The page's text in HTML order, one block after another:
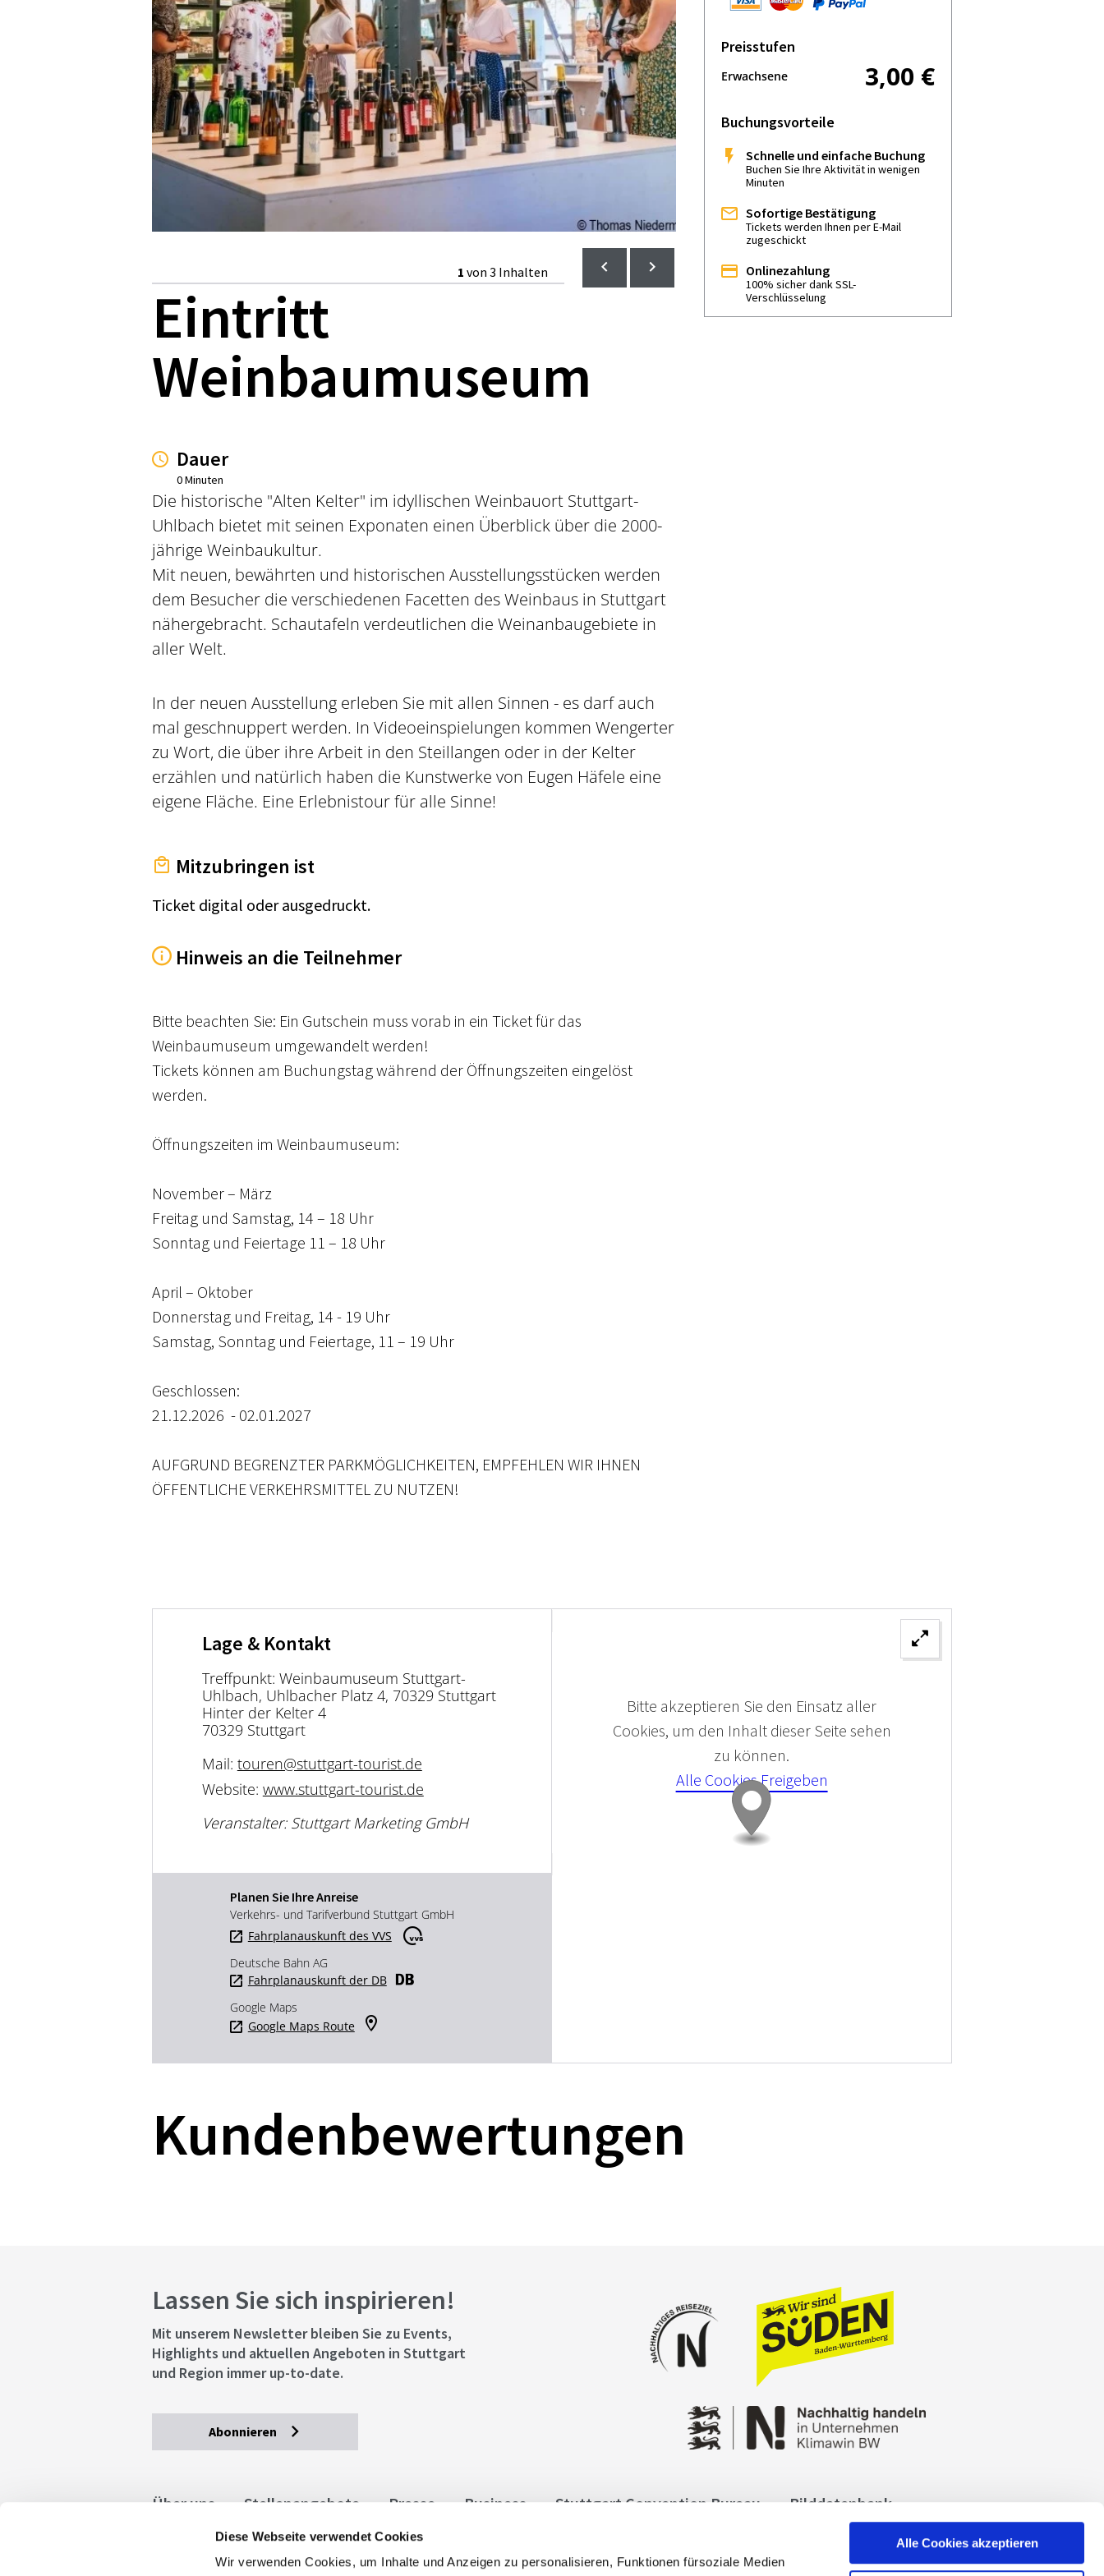
Diese Webseite verwendet Cookies
Wir verwenden Cookies, um Inhalte und Anzeigen zu personalisieren, Funktionen fürsoziale Medien
Alle Cookies akzeptieren
1 von 3 Inhalten
Eintritt
Weinbaumuseum
Dauer
0 Minuten
Die historische "Alten Kelter" im idyllischen Weinbauort Stuttgart-
Uhlbach bietet mit seinen Exponaten einen Überblick über die 2000-
jährige Weinbaukultur.
Mit neuen, bewährten und historischen Ausstellungsstücken werden
dem Besucher die verschiedenen Facetten des Weinbaus in Stuttgart
nähergebracht. Schautafeln verdeutlichen die Weinanbaugebiete in
aller Welt.
In der neuen Ausstellung erleben Sie mit allen Sinnen - es darf auch
mal geschnuppert werden. In Videoeinspielungen kommen Wengerter
zu Wort, die über ihre Arbeit in den Steillangen oder in der Kelter
erzählen und natürlich haben die Kunstwerke von Eugen Häfele eine
eigene Fläche. Eine Erlebnistour für alle Sinne!
Mitzubringen ist
Ticket digital oder ausgedruckt.
Hinweis an die Teilnehmer
Bitte beachten Sie: Ein Gutschein muss vorab in ein Ticket für das
Weinbaumuseum umgewandelt werden!
Tickets können am Buchungstag während der Öffnungszeiten eingelöst
werden.
Öffnungszeiten im Weinbaumuseum:
November – März
Freitag und Samstag, 14 – 18 Uhr
Sonntag und Feiertage 11 – 18 Uhr
April – Oktober
Donnerstag und Freitag, 14 - 19 Uhr
Samstag, Sonntag und Feiertage, 11 – 19 Uhr
Geschlossen:
21.12.2026  - 02.01.2027
AUFGRUND BEGRENZTER PARKMÖGLICHKEITEN, EMPFEHLEN WIR IHNEN
ÖFFENTLICHE VERKEHRSMITTEL ZU NUTZEN!
Preisstufen
Erwachsene 3,00 €
Buchungsvorteile
Schnelle und einfache Buchung
Buchen Sie Ihre Aktivität in wenigen
Minuten
Sofortige Bestätigung
Tickets werden Ihnen per E-Mail
zugeschickt
Onlinezahlung
100% sicher dank SSL-
Verschlüsselung
Lage & Kontakt
Treffpunkt: Weinbaumuseum Stuttgart-
Uhlbach, Uhlbacher Platz 4, 70329 Stuttgart
Hinter der Kelter 4
70329 Stuttgart
Mail: touren@stuttgart-tourist.de
Website: www.stuttgart-tourist.de
Veranstalter: Stuttgart Marketing GmbH
Planen Sie Ihre Anreise
Verkehrs- und Tarifverbund Stuttgart GmbH
Fahrplanauskunft des VVS
Deutsche Bahn AG
Fahrplanauskunft der DB
Google Maps
Google Maps Route
Bitte akzeptieren Sie den Einsatz aller
Cookies, um den Inhalt dieser Seite sehen
zu können.
Alle Cookies Freigeben
Kundenbewertungen
Lassen Sie sich inspirieren!
Mit unserem Newsletter bleiben Sie zu Events,
Highlights und aktuellen Angeboten in Stuttgart
und Region immer up-to-date.
Abonnieren
Über uns Stellenangebote Presse Business Stuttgart Convention Bureau
Bilddatenbank
Allgemeine Geschäftsbedingungen